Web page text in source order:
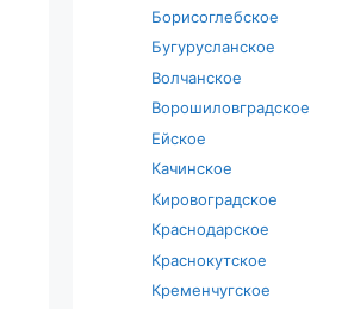
Борисоглебское
Бугурусланское
Волчанское
Ворошиловградское
Ейское
Качинское
Кировоградское
Краснодарское
Краснокутское
Кременчугское